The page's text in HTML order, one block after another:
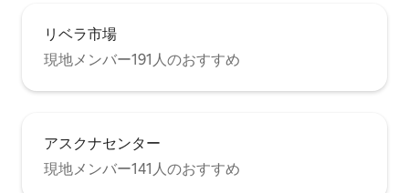
リベラ市場
現地メンバー191人のおすすめ
アスクナセンター
現地メンバー141人のおすすめ